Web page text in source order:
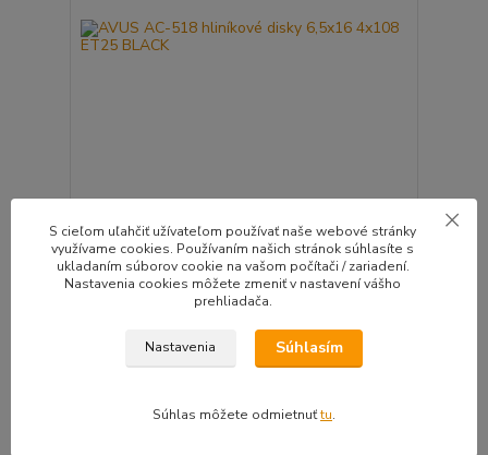
BLACK
Kvalitné disky svetoznámeho výrobcu AVUS
výbornej...
24.8
Pridať do košíka
S cieľom uľahčiť užívateľom používať naše webové stránky
využívame cookies. Používaním našich stránok súhlasíte s
ukladaním súborov cookie na vašom počítači / zariadení.
Nastavenia cookies môžete zmeniť v nastavení vášho
prehliadača.
Nastavenia Súhlasím
Súhlas môžete odmietnuťtu.